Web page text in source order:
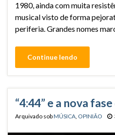
1980, ainda com muita
musical visto de forma
periferia. Grandes nomes
Continue lendo
“4:44” e a nova
Arquivado sobMÚSICA, OPINIÃO